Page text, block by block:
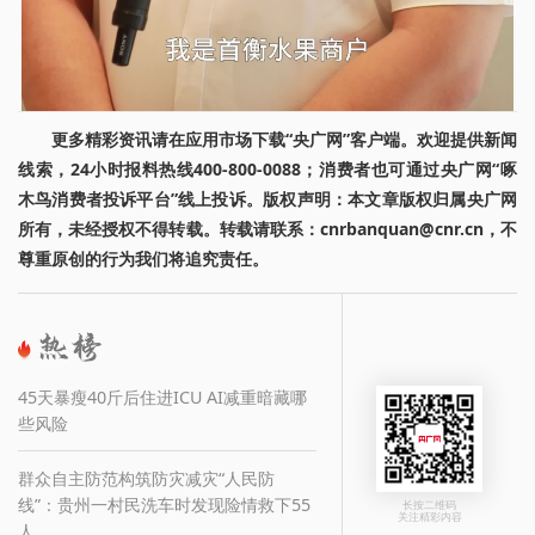
更多精彩资讯请在应用市场下载“央广网”客户端。欢迎提供新闻
线索，24小时报料热线400-800-0088；消费者也可通过央广网“啄
木鸟消费者投诉平台”线上投诉。版权声明：本文章版权归属央广网
所有，未经授权不得转载。转载请联系：cnrbanquan@cnr.cn，不
尊重原创的行为我们将追究责任。
45天暴瘦40斤后住进ICU AI减重暗藏哪
些风险
群众自主防范构筑防灾减灾“人民防
线”：贵州一村民洗车时发现险情救下55
长按二维码
关注精彩内容